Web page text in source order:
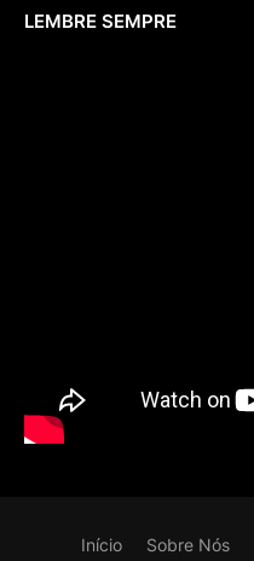
LEMBRE SEMPRE
Início Sobre Nós